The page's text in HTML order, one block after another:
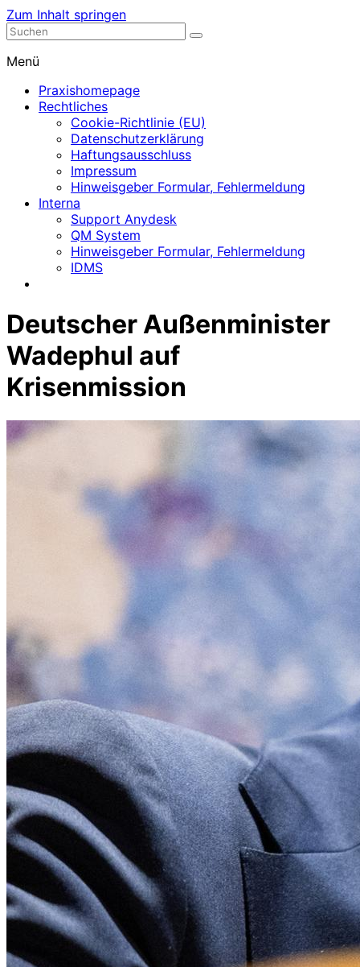
Zum Inhalt springen
Nephrologische Praxis mit Dialyse
Menü
Praxishomepage
Rechtliches
Cookie-Richtlinie (EU)
Datenschutzerklärung
Haftungsausschluss
Impressum
Hinweisgeber Formular, Fehlermeldung
Interna
Support Anydesk
QM System
Hinweisgeber Formular, Fehlermeldung
IDMS
Deutscher Außenminister
Wadephul auf
Krisenmission